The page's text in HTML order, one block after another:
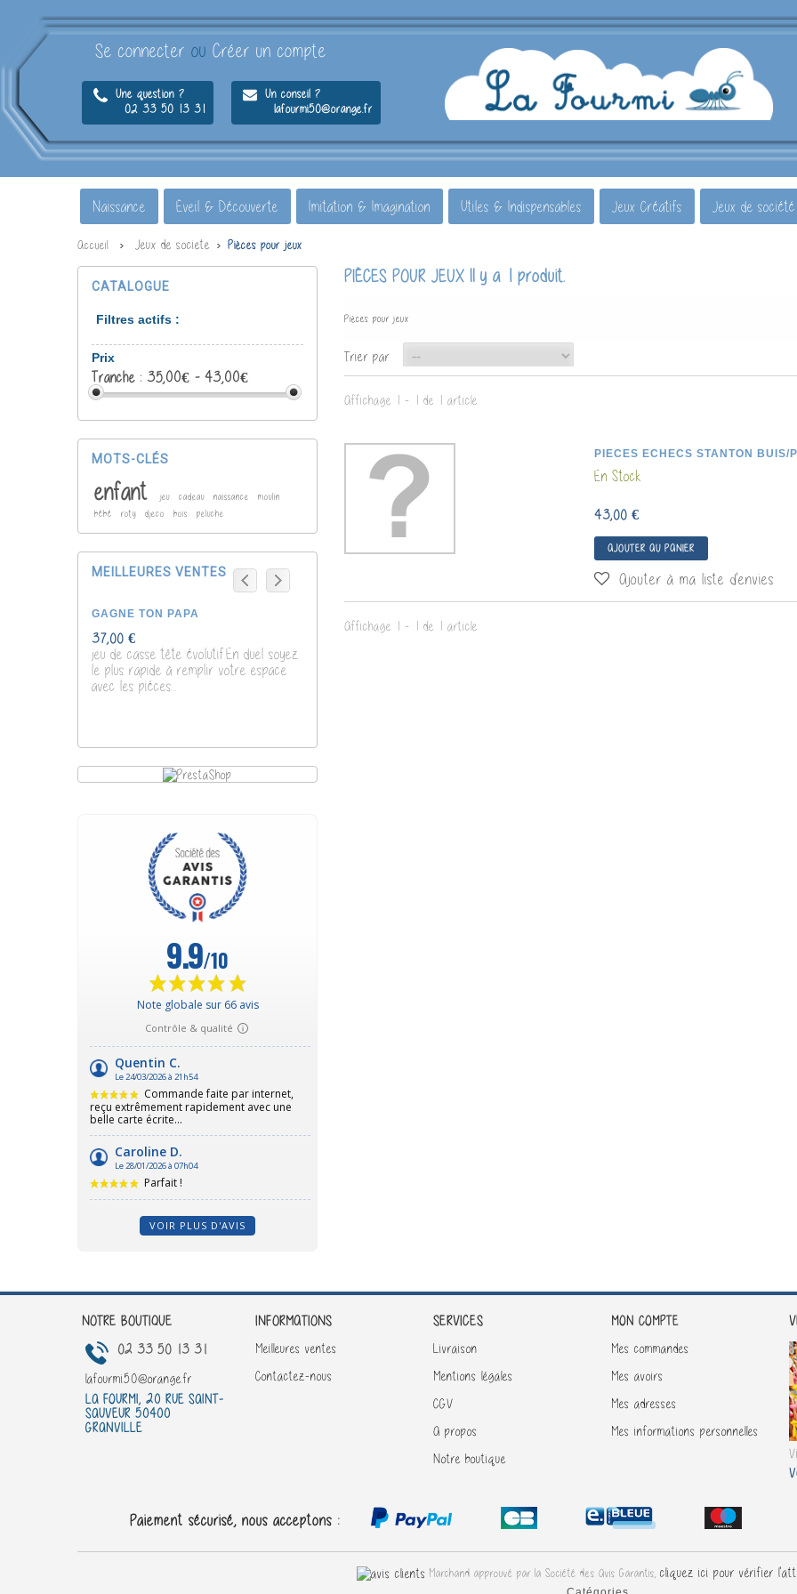
Se connecter ou Créer un compte
Une question ?
02 33 50 13 31
Un conseil ?
lafourmi50@orange.fr
Naissance Éveil & Découverte Imitation & Imagination Utiles & Indispensables Jeux Créatifs Jeux de société
Accueil Jeux de societe Pièces pour jeux
CATALOGUE
Filtres actifs :
Prix
Tranche : 35,00€ - 43,00€
MOTS-CLÉS
enfant jeu cadeau naissance
moulin
bébé
roty djeco bois peluche
MEILLEURES VENTES
GAGNE TON PAPA
37,00 €
jeu de casse tête évolutif.En duel soyez
le plus rapide à remplir votre espace
avec les piéces...
VOIR PLUS D'AVIS
PIÈCES POUR JEUX Il y a 1 produit.
Pièces pour jeux
Trier par
Affichage 1 - 1 de 1 article
PIECES ECHECS STANTON BUIS/
En Stock
43,00 €
AJOUTER AU PANIER
Ajouter à ma liste d'envies
Affichage 1 - 1 de 1 article
NOTRE BOUTIQUE
02 33 50 13 31
lafourmi50@orange.fr
LA FOURMI, 20 RUE SAINT-
SAUVEUR 50400
GRANVILLE
INFORMATIONS
Meilleures ventes
Contactez-nous
SERVICES
Livraison
Mentions légales
CGV
A propos
Notre boutique
MON COMPTE
Mes commandes
Mes avoirs
Mes adresses
Mes informations personnelles
Paiement sécurisé, nous acceptons :
Marchand approuvé par la Société des Avis Garantis, cliquez ici pour vérifier